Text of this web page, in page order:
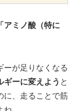
「アミノ酸（特に
ーが足りなくなる
ギーに変えよう と
に、走ることで筋